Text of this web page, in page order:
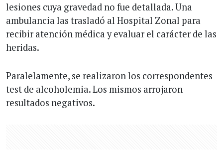
lesiones cuya gravedad no fue detallada. Una
ambulancia las trasladó al Hospital Zonal para
recibir atención médica y evaluar el carácter de las
heridas.
Paralelamente, se realizaron los correspondentes
test de alcoholemia. Los mismos arrojaron
resultados negativos.